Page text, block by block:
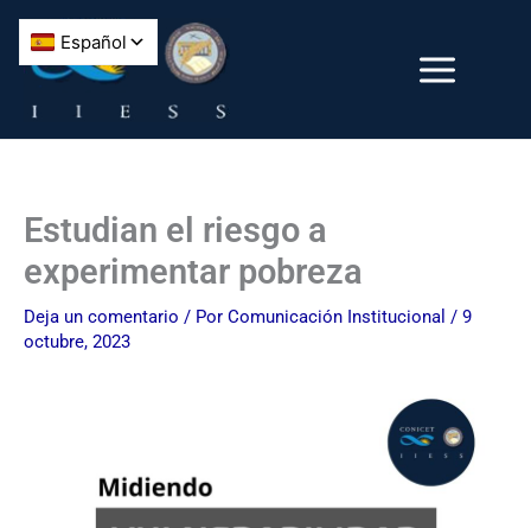
contenido
Estudian el riesgo a
experimentar pobreza
Deja un comentario / Por Comunicación Institucional / 9
octubre, 2023